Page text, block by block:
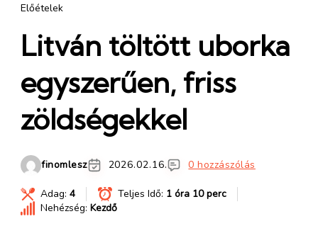
Előételek
Litván töltött uborka
egyszerűen, friss
zöldségekkel
finomlesz 2026.02.16. 0 hozzászólás
Adag: 4 Teljes Idő: 1 óra 10 perc
Nehézség: Kezdő